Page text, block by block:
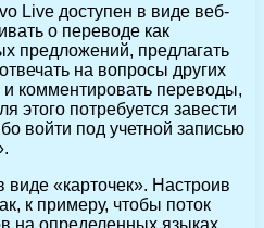
Live доступен в виде веб-
о переводе как
предложений, предлагать
на вопросы других
и комментировать переводы,
этого потребуется завести
войти под учетной записью
«карточек». Настроив
к примеру, чтобы поток
на определенных языках